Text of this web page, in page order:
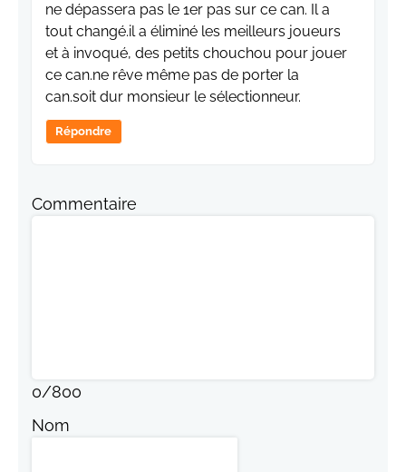
ne dépassera pas le 1er pas sur ce can. Il a
tout changé.il a éliminé les meilleurs joueurs
et à invoqué, des petits chouchou pour jouer
ce can.ne rêve même pas de porter la
can.soit dur monsieur le sélectionneur.
Répondre
Commentaire
0/800
Nom